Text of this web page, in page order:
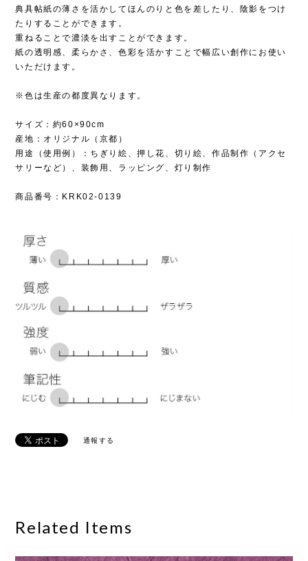
典具帖紙の薄さを活かしてほんのりと色を差したり、陰影をつけ
たりすることができます。
重ねることで濃淡を出すことができます。
紙の透明感、柔らかさ、色彩を活かすことで幅広い創作にお使い
いただけます。
※色は生産の都度異なります。
サイズ：約60×90cm
産地：オリジナル（京都）
用途（使用例）：ちぎり絵、押し花、切り絵、作品制作（アクセ
サリーなど）、装飾用、ラッピング、灯り制作
商品番号：KRK02-0139
通報する
Related Items